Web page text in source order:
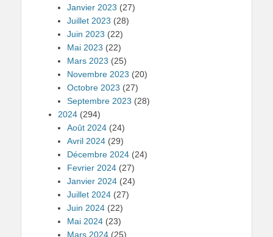
Janvier 2023 (27)
Juillet 2023 (28)
Juin 2023 (22)
Mai 2023 (22)
Mars 2023 (25)
Novembre 2023 (20)
Octobre 2023 (27)
Septembre 2023 (28)
2024 (294)
Août 2024 (24)
Avril 2024 (29)
Décembre 2024 (24)
Fevrier 2024 (27)
Janvier 2024 (24)
Juillet 2024 (27)
Juin 2024 (22)
Mai 2024 (23)
Mars 2024 (25)